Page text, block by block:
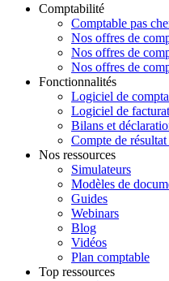
Comptabilité
Comptable pas
Nos offres de
Nos offres de
Nos offres de
Fonctionnalités
Logiciel de
Logiciel de
Bilans et
Compte de
Nos ressources
Simulateurs
Modèles de
Guides
Webinars
Blog
Vidéos
Plan comptable
Top ressources